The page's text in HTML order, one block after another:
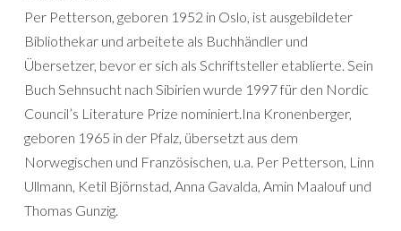
Per Petterson, geboren 1952 in Oslo, ist ausgebildeter
Bibliothekar und arbeitete als Buchhändler und
Übersetzer, bevor er sich als Schriftsteller etablierte. Sein
Buch Sehnsucht nach Sibirien wurde 1997 für den Nordic
Council’s Literature Prize nominiert.Ina Kronenberger,
geboren 1965 in der Pfalz, übersetzt aus dem
Norwegischen und Französischen, u.a. Per Petterson, Linn
Ullmann, Ketil Björnstad, Anna Gavalda, Amin Maalouf und
Thomas Gunzig.